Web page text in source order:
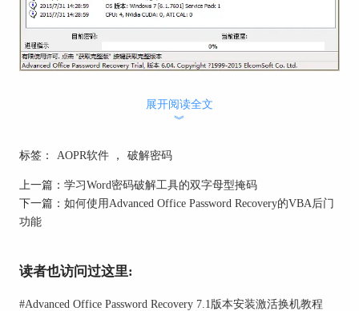
AOPR的打开文件按钮
2、等待AOPR软件的“初步攻击”完成，如果有的用
页中的初步攻击选项，如果需要学习该操作的详细
击”的步骤。
3、在Advanced Office Password Recovery的“恢
4、选择更加有利于破解密码的攻击选项，每个攻
击针对不同的情况会有不同的破解效果。
展开阅读全文
︾
标签： AOPR软件 ， 破解密码
上一篇： 学习Word密码破解工具的双字母型掩码
下一篇： 如何使用Advanced Office Password Recovery的VBA后门
功能
读者也访问过这里:
#Advanced Office Password Recovery 7.1版本安装激活换机教程